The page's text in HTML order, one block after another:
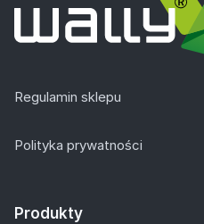
Regulamin sklepu
Polityka prywatności
Produkty